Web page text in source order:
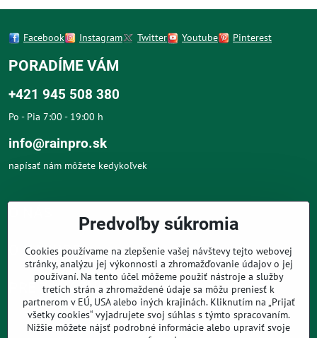
Facebook Instagram Twitter Youtube Pinterest
PORADÍME VÁM
+421 945 508 380
Po - Pia 7:00 - 19:00 h
info@rainpro.sk
napísať nám môžete kedykoľvek
O NÁKUPE
PRE ZÁKAZNÍKOV
Predvoľby súkromia
Cookies používame na zlepšenie vašej návštevy tejto webovej
stránky, analýzu jej výkonnosti a zhromažďovanie údajov o jej
používaní. Na tento účel môžeme použiť nástroje a služby
tretích strán a zhromaždené údaje sa môžu preniesť k
partnerom v EÚ, USA alebo iných krajinách. Kliknutím na „Prijať
všetky cookies“ vyjadrujete svoj súhlas s týmto spracovaním.
Nižšie môžete nájsť podrobné informácie alebo upraviť svoje